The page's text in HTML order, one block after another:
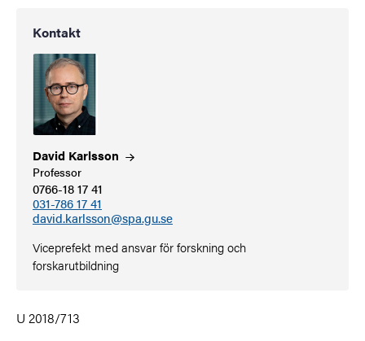
Kontakt
David Karlsson
Professor
0766-18 17 41
031-786 17 41
david.karlsson@spa.gu.se
Viceprefekt med ansvar för forskning och
forskarutbildning
U 2018/713